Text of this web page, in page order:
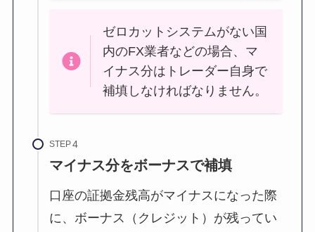
ゼロカットシステムがない国
内のFX業者などの場合、マ
イナス分はトレーダー自身で
補填しなければなりません。
STEP
マイナス分をボーナスで補填
口座の証拠金残高がマイナスになった際
に、ボーナス（クレジット）が残ってい